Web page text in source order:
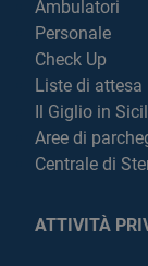
Ambulatori
Personale
Check Up
Liste di attesa
Il Giglio in
Aree di
Centrale di
ATTIVITÀ